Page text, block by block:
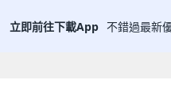
立即前往下載App 不錯過最新